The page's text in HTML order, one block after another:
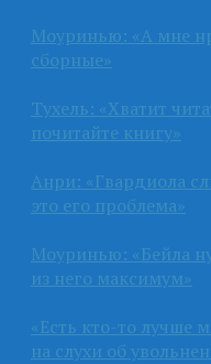
Моуринью: «А мне
сборные»
Тухель: «Хватит
почитайте книгу»
Анри: «Гвардиола
это его проблема»
Моуринью: «Бейла
из него максимум»
«Есть кто-то лучше
на слухи об